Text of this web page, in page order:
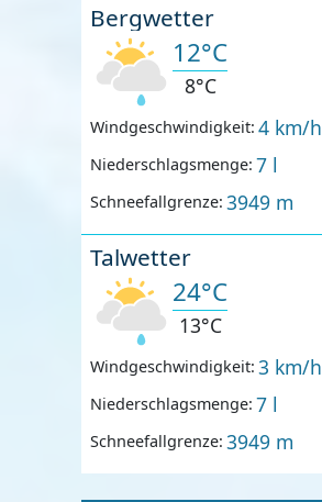
Bergwetter
12°C
8°C
Windgeschwindigkeit: 4 km/h
Niederschlagsmenge: 7 l
Schneefallgrenze: 3949 m
Talwetter
24°C
13°C
Windgeschwindigkeit: 3 km/h
Niederschlagsmenge: 7 l
Schneefallgrenze: 3949 m